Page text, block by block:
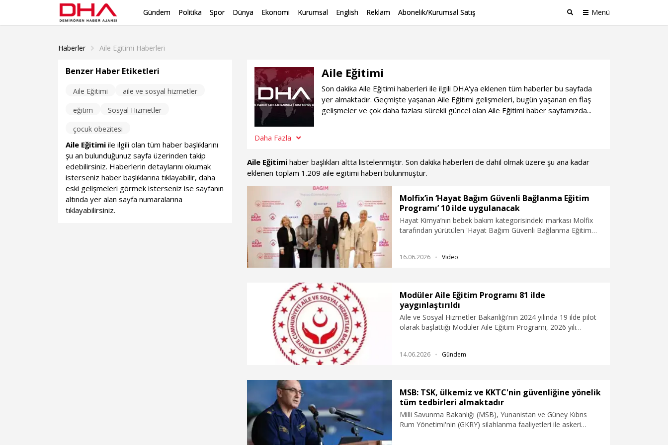
Gündem Politika Spor Dünya Ekonomi Kurumsal English Reklam Abonelik/Kurumsal Satış Menü
Haberler
Aile Egitimi Haberleri
Aile Eğitimi
Son dakika Aile Eğitimi haberleri ile ilgili DHA'ya eklenen tüm haberler bu sayfada
yer almaktadır. Geçmişte yaşanan Aile Eğitimi gelişmeleri, bugün yaşanan en flaş
gelişmeler ve çok daha fazlası sürekli güncel olan Aile Eğitimi haber sayfamızda...
Daha Fazla
Aile Eğitimi haber başlıkları altta listelenmiştir. Son dakika haberleri de dahil olmak üzere şu ana kadar
eklenen toplam 1.209 aile egitimi haberi bulunmuştur.
Molfix’in ‘Hayat Bağım Güvenli Bağlanma Eğitim
Programı’ 10 ilde uygulanacak
Hayat Kimya’nın bebek bakım kategorisindeki markası Molfix
tarafından yürütülen 'Hayat Bağım Güvenli Bağlanma Eğitim
İstanbul’da bir otelde gerçekleştirildi. Program kapsamında
ilk aşamasında 10 pilot ilde yaklaşık 10 bin aileye ulaşılması
hedefleniyor.
16.06.2026 Video
Modüler Aile Eğitim Programı 81 ilde
yaygınlaştırıldı
Aile ve Sosyal Hizmetler Bakanlığı'nın 2024 yılında 19 ilde pilot
olarak başlattığı Modüler Aile Eğitim Programı, 2026 yılı
ulaşılarak ebeveynlik becerilerinin geliştirilmesine katkı sağlandı.
14.06.2026 Gündem
MSB: TSK, ülkemiz ve KKTC'nin güvenliğine yönelik
tüm tedbirleri almaktadır
Milli Savunma Bakanlığı (MSB), Yunanistan ve Güney Kıbrıs
Rum Yönetimi'nin (GKRY) silahlanma faaliyetleri ile askeri
Benzer Haber Etiketleri
Aile Eğitimi
aile ve sosyal hizmetler
eğitim
Sosyal Hizmetler
çocuk obezitesi
Aile Eğitimi ile ilgili olan tüm haber başlıklarını
şu an bulunduğunuz sayfa üzerinden takip
edebilirsiniz. Haberlerin detaylarını okumak
isterseniz haber başlıklarına tıklayabilir, daha
eski gelişmeleri görmek isterseniz ise sayfanın
altında yer alan sayfa numaralarına
tıklayabilirsiniz.